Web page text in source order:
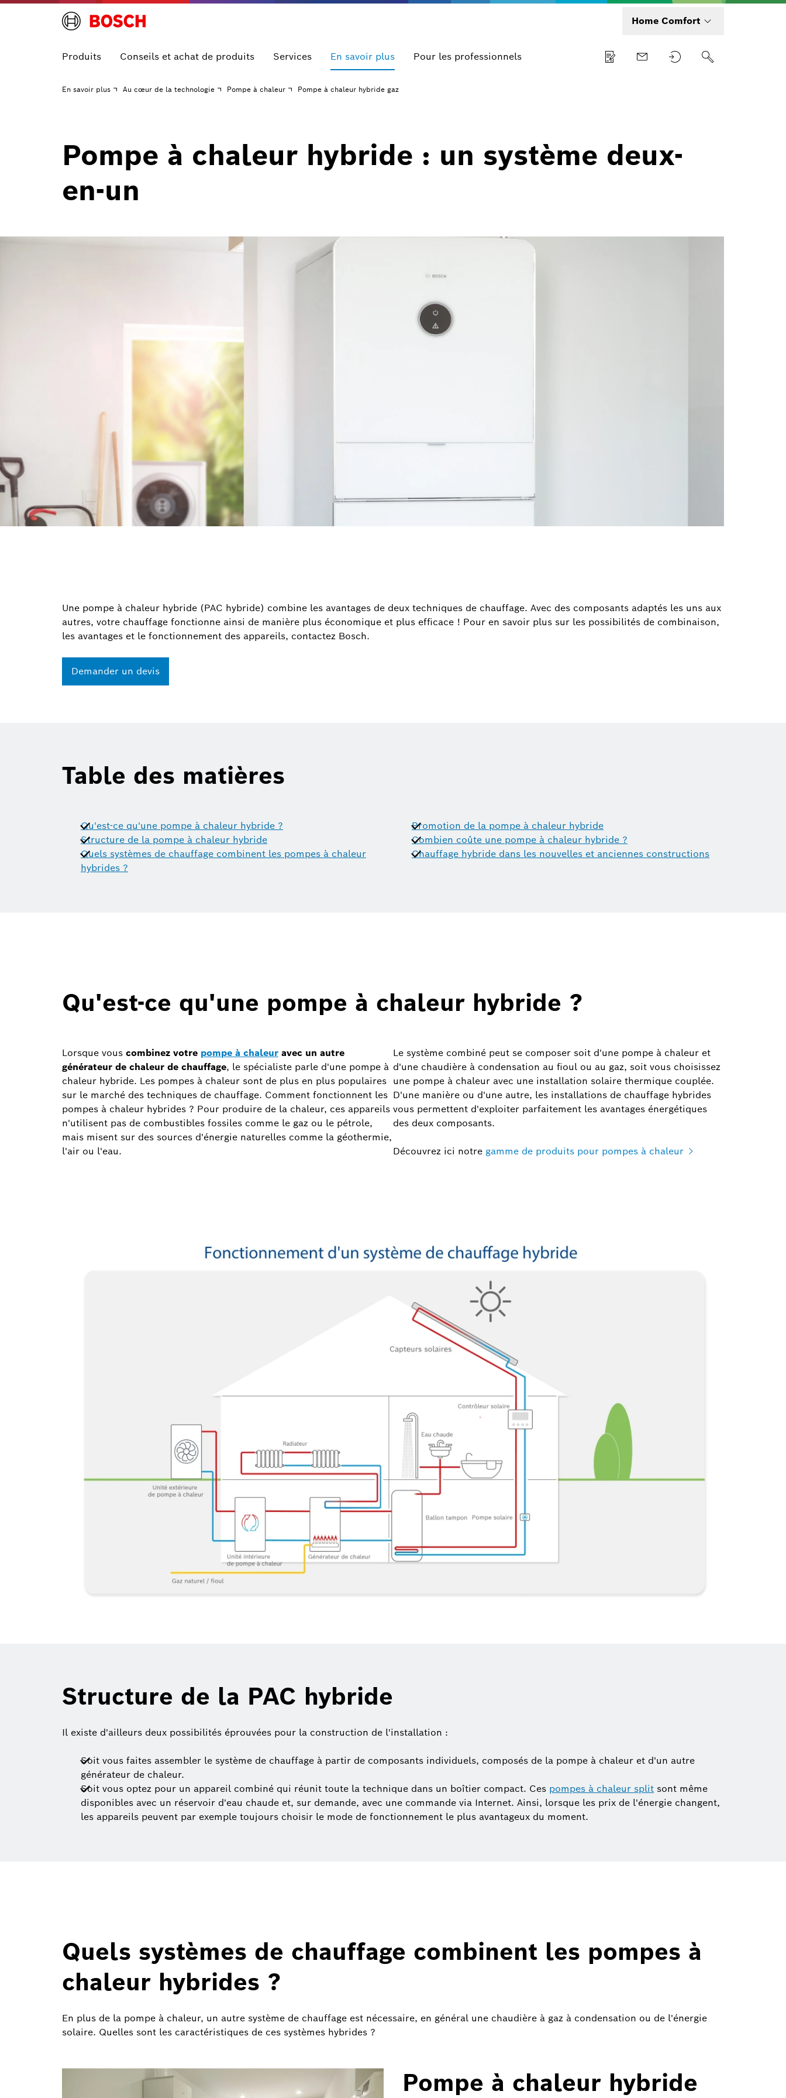
Home Comfort
Produits Conseils et achat de produits Services En savoir plus Pour les professionnels
En savoir plus Au cœur de la technologie Pompe à chaleur Pompe à chaleur hybride gaz
Pompe à chaleur hybride : un système deux-
en-un
Une pompe à chaleur hybride (PAC hybride) combine les avantages de deux techniques de chauffage. Avec des composants adaptés les uns aux
autres, votre chauffage fonctionne ainsi de manière plus économique et plus efficace ! Pour en savoir plus sur les possibilités de combinaison,
les avantages et le fonctionnement des appareils, contactez Bosch.
Demander un devis
Table des matières
Qu'est-ce qu'une pompe à chaleur hybride ?
Structure de la pompe à chaleur hybride
Quels systèmes de chauffage combinent les pompes à chaleur
hybrides ?
Promotion de la pompe à chaleur hybride
Combien coûte une pompe à chaleur hybride ?
Chauffage hybride dans les nouvelles et anciennes constructions
Qu'est-ce qu'une pompe à chaleur hybride ?
Lorsque vous combinez votre pompe à chaleur avec un autre
générateur de chaleur de chauffage, le spécialiste parle d'une pompe à
chaleur hybride. Les pompes à chaleur sont de plus en plus populaires
sur le marché des techniques de chauffage. Comment fonctionnent les
pompes à chaleur hybrides ? Pour produire de la chaleur, ces appareils
n'utilisent pas de combustibles fossiles comme le gaz ou le pétrole,
mais misent sur des sources d'énergie naturelles comme la géothermie,
l'air ou l'eau.
Le système combiné peut se composer soit d'une pompe à chaleur et
d'une chaudière à condensation au fioul ou au gaz, soit vous choisissez
une pompe à chaleur avec une installation solaire thermique couplée.
D'une manière ou d'une autre, les installations de chauffage hybrides
vous permettent d'exploiter parfaitement les avantages énergétiques
des deux composants.
Découvrez ici notre gamme de produits pour pompes à chaleur
Structure de la PAC hybride
Il existe d'ailleurs deux possibilités éprouvées pour la construction de l'installation :
Soit vous faites assembler le système de chauffage à partir de composants individuels, composés de la pompe à chaleur et d'un autre
générateur de chaleur.
Soit vous optez pour un appareil combiné qui réunit toute la technique dans un boîtier compact. Ces pompes à chaleur split sont même
disponibles avec un réservoir d'eau chaude et, sur demande, avec une commande via Internet. Ainsi, lorsque les prix de l'énergie changent,
les appareils peuvent par exemple toujours choisir le mode de fonctionnement le plus avantageux du moment.
Quels systèmes de chauffage combinent les pompes à
chaleur hybrides ?
En plus de la pompe à chaleur, un autre système de chauffage est nécessaire, en général une chaudière à gaz à condensation ou de l'énergie
solaire. Quelles sont les caractéristiques de ces systèmes hybrides ?
Pompe à chaleur hybride